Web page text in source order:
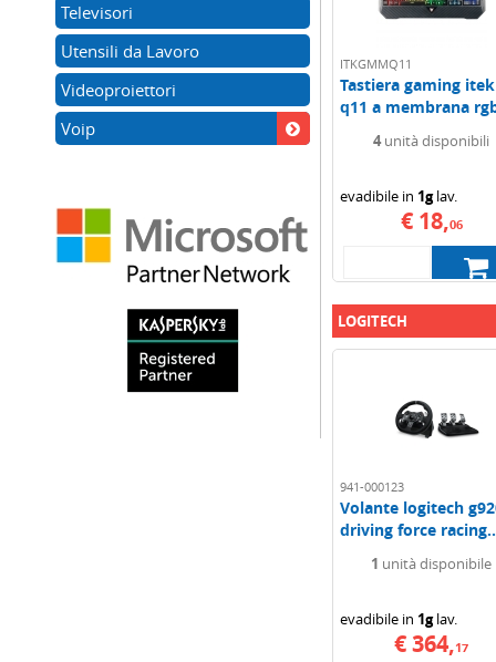
ITKGMMQ11
Tastiera gaming itek
q11 a membrana
4unità disponibili
evadibile in 1glav.
€ 18,06
LOGITECH
941-000123
Volante logitech
driving force
1 unità disponibile
evadibile in 1glav.
€ 364,17
Televisori
Utensili da Lavoro
Videoproiettori
Voip